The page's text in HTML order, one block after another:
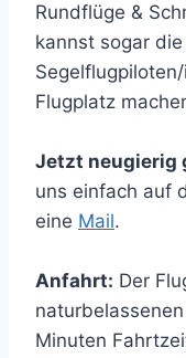
Rundflüge &
kannst sogar
Flugplatz
Jetzt neugierig
uns einfach auf
eine Mail.
Anfahrt: Der
Minuten